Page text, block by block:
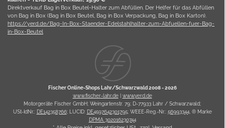
Direktverkauf Bag in Box Beutel-Halter zum Abfüllen. Der Helfer für das Abfüllen
von Bag in Box (Bag in Box Beutel, Bag in Box Verpackung, Bag in Box Karton).
https://yerd.de/Bag-In-Box-Staender-Edelstahlhalter-zum-Abfuellen-fuer-Bag-
in-Box-Beutel
Fischer Online-Shops Lahr/Schwarzwald 2008 -2026
www.fischer-lahr.de| www.yerd.de
Motorgeräte Fischer GmbH; Weingartenstr. 79; D-77933 Lahr / Schwarzwald;
USt-IdNr.: DE142358766; LUCID: DE4597642301795; WEEE-Reg.-Nr.: 56993344, ® Marke
DPMA 302016230744